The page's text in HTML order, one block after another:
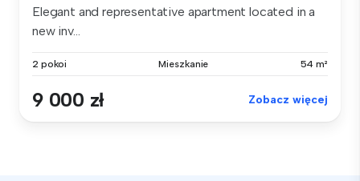
Elegant and representative apartment located in a
new inv...
2 pokoi Mieszkanie 54 m²
9 000 zł Zobacz więcej